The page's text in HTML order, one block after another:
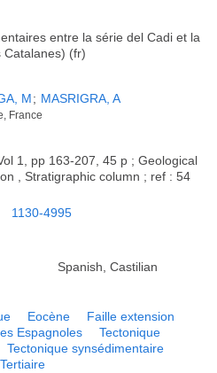
entre la série del Cadi et la
Catalanes) (fr)
M; MASRIGRA, A
France
1, pp 163-207, 45 p ; Geological
, Stratigraphic column ; ref : 54
1130-4995
Spanish, Castilian
Eocène
Faille extension
Espagnoles
Tectonique
Tectonique synsédimentaire
Tertiaire